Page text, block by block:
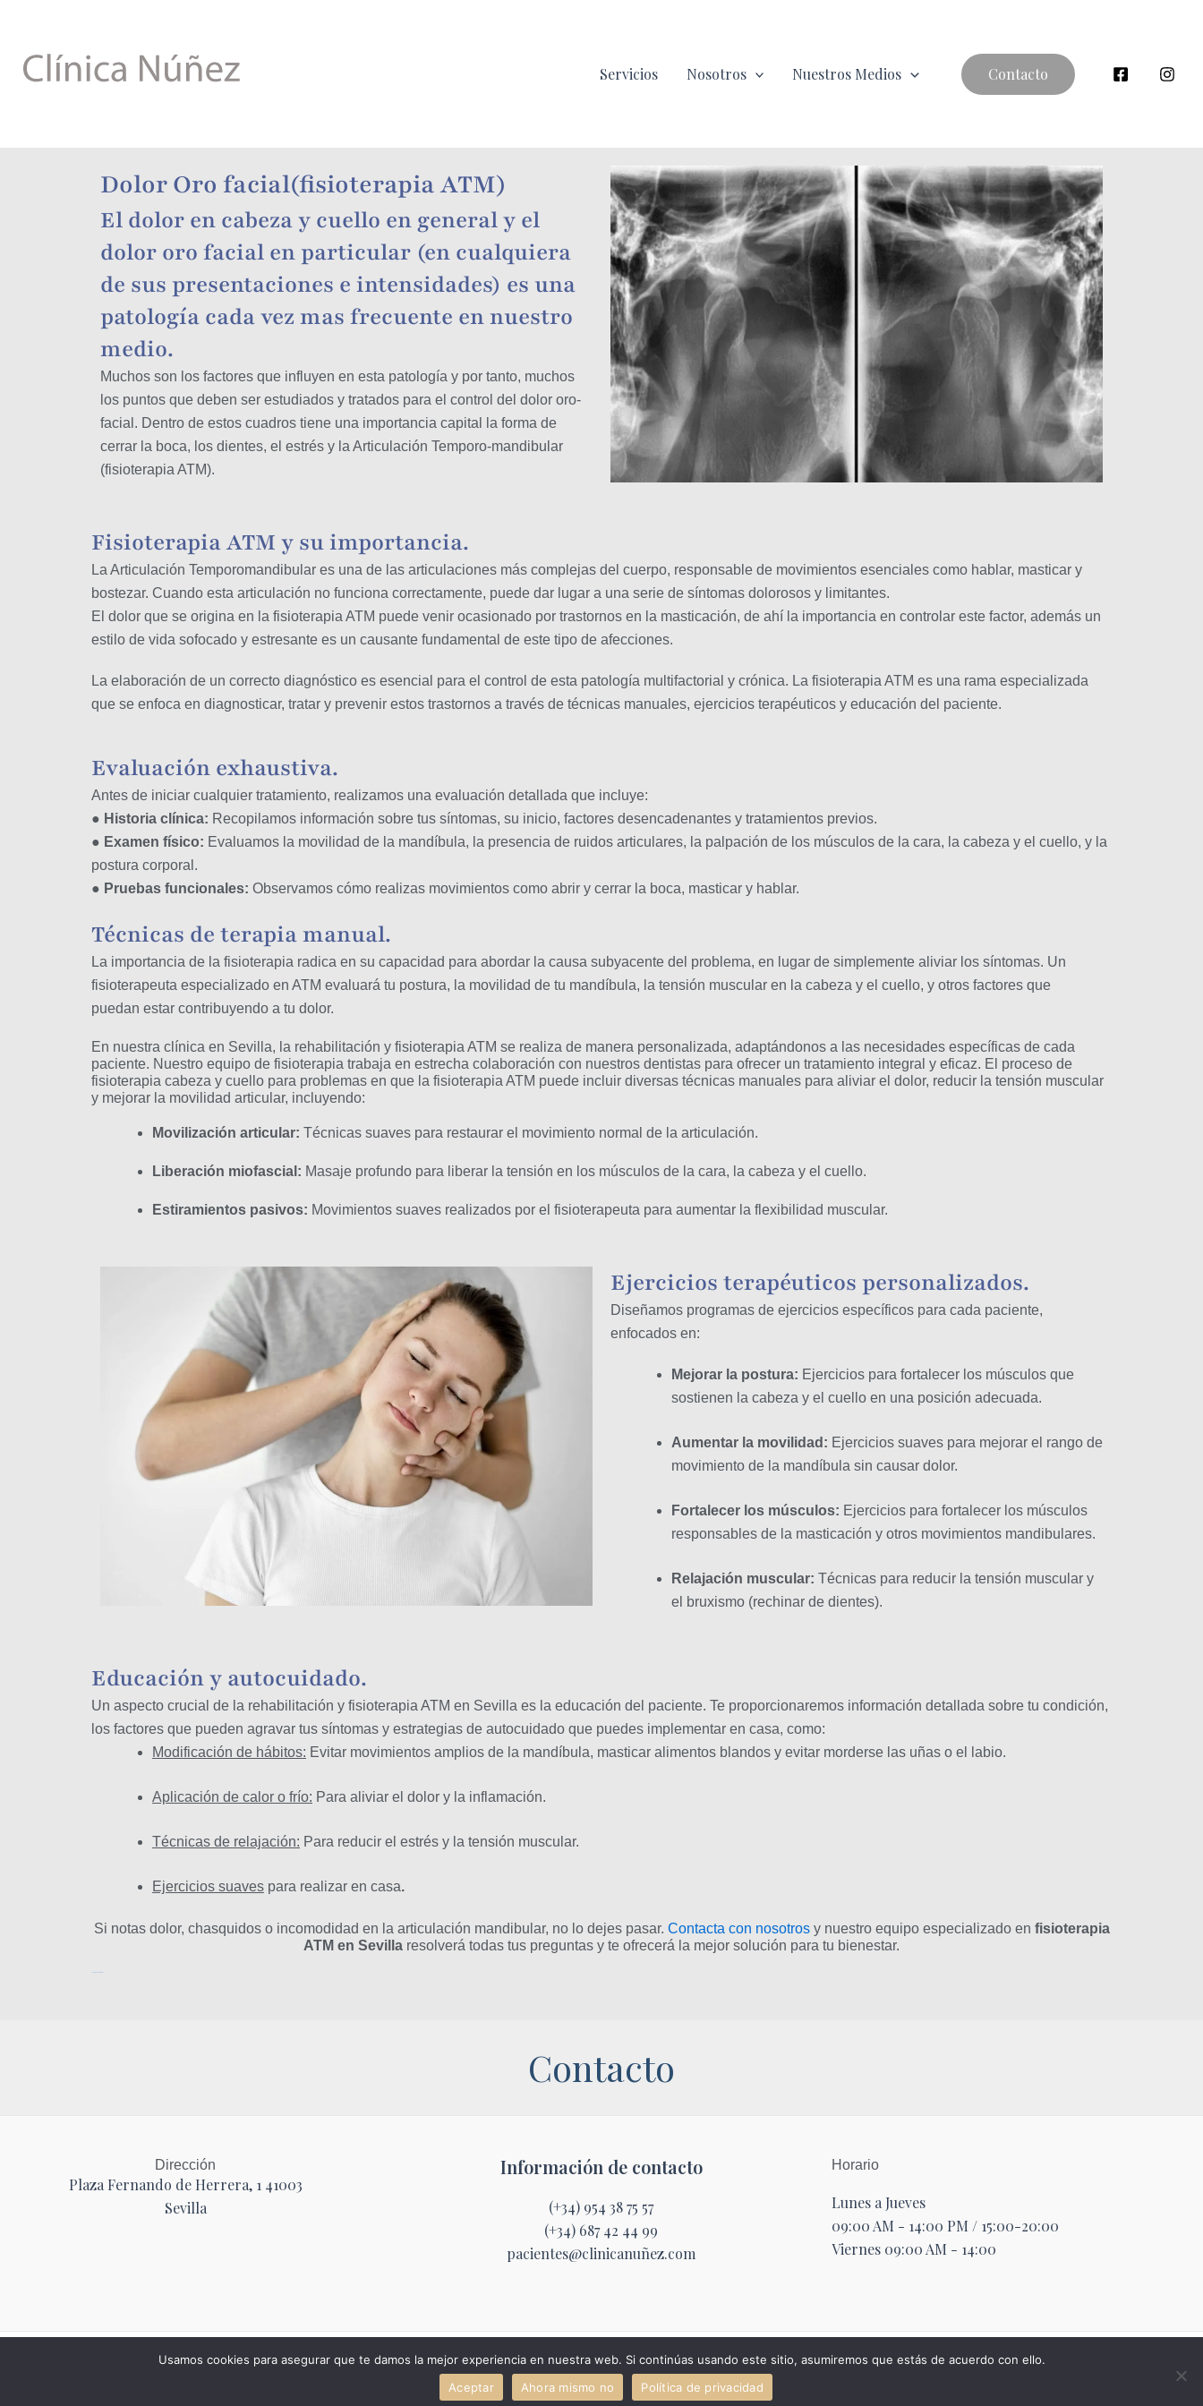
contenido
Servicios
Nosotros Nuestros Medios Contacto
Dolor Oro facial(fisioterapia ATM)
El dolor en cabeza y cuello en general y el
dolor oro facial en particular (en cualquiera
de sus presentaciones e intensidades) es una
patología cada vez mas frecuente en nuestro
medio.
Muchos son los factores que influyen en esta patología y por tanto, muchos
los puntos que deben ser estudiados y tratados para el control del dolor oro-
facial. Dentro de estos cuadros tiene una importancia capital la forma de
cerrar la boca, los dientes, el estrés y la Articulación Temporo-mandibular
(fisioterapia ATM).
Fisioterapia ATM y su importancia.
La Articulación Temporomandibular es una de las articulaciones más complejas del cuerpo, responsable de movimientos esenciales como hablar, masticar y
bostezar. Cuando esta articulación no funciona correctamente, puede dar lugar a una serie de síntomas dolorosos y limitantes.
El dolor que se origina en la fisioterapia ATM puede venir ocasionado por trastornos en la masticación, de ahí la importancia en controlar este factor, además un
estilo de vida sofocado y estresante es un causante fundamental de este tipo de afecciones.
La elaboración de un correcto diagnóstico es esencial para el control de esta patología multifactorial y crónica. La fisioterapia ATM es una rama especializada
que se enfoca en diagnosticar, tratar y prevenir estos trastornos a través de técnicas manuales, ejercicios terapéuticos y educación del paciente.
Evaluación exhaustiva.
Antes de iniciar cualquier tratamiento, realizamos una evaluación detallada que incluye:
● Historia clínica: Recopilamos información sobre tus síntomas, su inicio, factores desencadenantes y tratamientos previos.
● Examen físico: Evaluamos la movilidad de la mandíbula, la presencia de ruidos articulares, la palpación de los músculos de la cara, la cabeza y el cuello, y la
postura corporal.
● Pruebas funcionales: Observamos cómo realizas movimientos como abrir y cerrar la boca, masticar y hablar.
Técnicas de terapia manual.
La importancia de la fisioterapia radica en su capacidad para abordar la causa subyacente del problema, en lugar de simplemente aliviar los síntomas. Un
fisioterapeuta especializado en ATM evaluará tu postura, la movilidad de tu mandíbula, la tensión muscular en la cabeza y el cuello, y otros factores que
puedan estar contribuyendo a tu dolor.
En nuestra clínica en Sevilla, la rehabilitación y fisioterapia ATM se realiza de manera personalizada, adaptándonos a las necesidades específicas de cada
paciente. Nuestro equipo de fisioterapia trabaja en estrecha colaboración con nuestros dentistas para ofrecer un tratamiento integral y eficaz. El proceso de
fisioterapia cabeza y cuello para problemas en que la fisioterapia ATM puede incluir diversas técnicas manuales para aliviar el dolor, reducir la tensión muscular
y mejorar la movilidad articular, incluyendo:
Movilización articular: Técnicas suaves para restaurar el movimiento normal de la articulación.
Liberación miofascial: Masaje profundo para liberar la tensión en los músculos de la cara, la cabeza y el cuello.
Estiramientos pasivos: Movimientos suaves realizados por el fisioterapeuta para aumentar la flexibilidad muscular.
Ejercicios terapéuticos personalizados.
Diseñamos programas de ejercicios específicos para cada paciente,
enfocados en:
Mejorar la postura: Ejercicios para fortalecer los músculos que
sostienen la cabeza y el cuello en una posición adecuada.
Aumentar la movilidad: Ejercicios suaves para mejorar el rango de
movimiento de la mandíbula sin causar dolor.
Fortalecer los músculos: Ejercicios para fortalecer los músculos
responsables de la masticación y otros movimientos mandibulares.
Relajación muscular: Técnicas para reducir la tensión muscular y
el bruxismo (rechinar de dientes).
Educación y autocuidado.
Un aspecto crucial de la rehabilitación y fisioterapia ATM en Sevilla es la educación del paciente. Te proporcionaremos información detallada sobre tu condición,
los factores que pueden agravar tus síntomas y estrategias de autocuidado que puedes implementar en casa, como:
Modificación de hábitos: Evitar movimientos amplios de la mandíbula, masticar alimentos blandos y evitar morderse las uñas o el labio.
Aplicación de calor o frío: Para aliviar el dolor y la inflamación.
Técnicas de relajación: Para reducir el estrés y la tensión muscular.
Ejercicios suaves para realizar en casa.
Si notas dolor, chasquidos o incomodidad en la articulación mandibular, no lo dejes pasar. Contacta con nosotrosy nuestro equipo especializado en fisioterapia
ATM en Sevilla resolverá todas tus preguntas y te ofrecerá la mejor solución para tu bienestar.
Contacto
Dirección
Plaza Fernando de Herrera, 1 41003
Sevilla
Información de contacto
(+34) 954 38 75 57
(+34) 687 42 44 99
pacientes@clinicanuñez.com
Horario
Lunes a Jueves
09:00 AM - 14:00 PM / 15:00-20:00
Viernes 09:00 AM - 14:00
Clínica Núñez. Todos los derechos Reservados ©
2026
Política de Privacidad y Aviso Legal
Usamos cookies para asegurar que te damos la mejor experiencia en nuestra web. Si continúas usando este sitio, asumiremos que estás de acuerdo con ello.
Aceptar
Ahora mismo no Política de privacidad